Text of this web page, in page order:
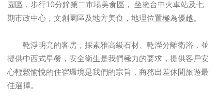
園區，步行10分鐘第二市場美食區， 坐擁台中火車站及七
期市政中心，文創園區及地方美食，地理位置極為優越。
乾淨明亮的客房，採素雅高級石材、乾溼分離衛浴，並
提供中西式早餐，安全衛生是我們極力的要求，提供客戶安
心輕鬆愉悅的住宿環境是我們的宗旨，商務出差休閒旅遊最
佳選擇。